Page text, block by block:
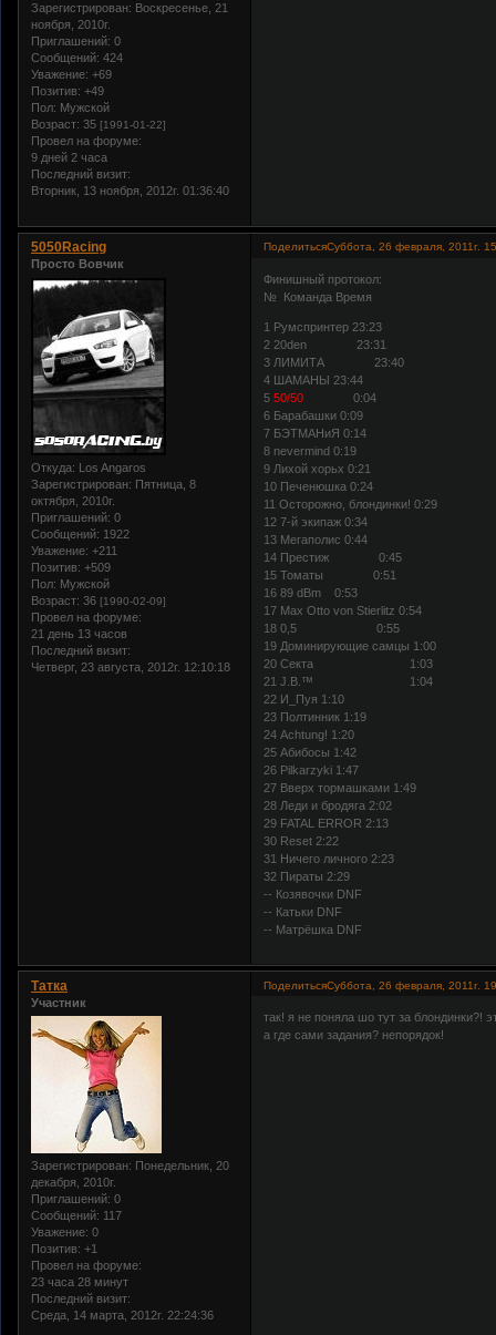
Зарегистрирован: Воскресенье, 21
ноября, 2010г.
Приглашений: 0
Сообщений: 424
Уважение: +69
Позитив: +49
Пол: Мужской
Возраст: 35 [1991-01-22]
Провел на форуме:
9 дней 2 часа
Последний визит:
Вторник, 13 ноября, 2012г. 01:36:40
ПоделитьсяСуббота, 26 февраля, 2011г.
5050Racing
Просто Вовчик
Откуда: Los Angaros
Зарегистрирован: Пятница, 8
октября, 2010г.
Приглашений: 0
Сообщений: 1922
Уважение: +211
Позитив: +509
Пол: Мужской
Возраст: 36 [1990-02-09]
Провел на форуме:
21 день 13 часов
Последний визит:
Четверг, 23 августа, 2012г. 12:10:18
Финишный протокол:
№ Команда Время
1 Румспринтер 23:23
2 20den 23:31
3 ЛИМИТА 23:40
4 ШАМАНЫ 23:44
550/50
0:04
6 Барабашки 0:09
7 БЭТМАНиЯ 0:14
8 nevermind 0:19
9 Лихой хорьх 0:21
10 Печенюшка 0:24
11 Осторожно, блондинки! 0:29
12 7-й экипаж 0:34
13 Мегаполис 0:44
14 Престиж 0:45
15 Томаты 0:51
16 89 dBm 0:53
17 Max Otto von Stierlitz 0:54
18 0,5 0:55
19 Доминирующие самцы 1:00
20 Секта 1:03
21 J.B.™ 1:04
22 И_Пуя 1:10
23 Полтинник 1:19
24 Achtung! 1:20
25 Абибосы 1:42
26 Pilkarzyki 1:47
27 Вверх тормашками 1:49
28 Леди и бродяга 2:02
29 FATAL ERROR 2:13
30 Reset 2:22
31 Ничего личного 2:23
32 Пираты 2:29
-- Козявочки DNF
-- Катьки DNF
-- Матрёшка DNF
ПоделитьсяСуббота, 26 февраля, 2011г.
Tатка
Участник
Зарегистрирован: Понедельник, 20
декабря, 2010г.
Приглашений: 0
Сообщений: 117
Уважение: 0
Позитив: +1
Провел на форуме:
23 часа 28 минут
Последний визит:
Среда, 14 марта, 2012г. 22:24:36
так! я не поняла шо тут за блондинки?!
а где сами задания? непорядок!